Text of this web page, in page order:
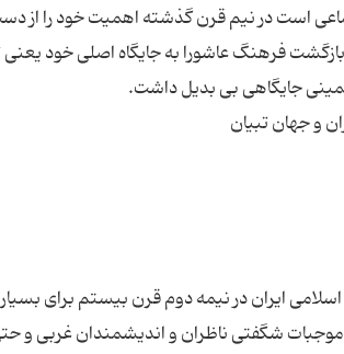
است در نیم قرن گذشته اهمیت خود را از
فرهنگ عاشورا به جایگاه اصلی خود
ایران در نیمه دوم قرن بیستم برای
شگفتی ناظران و اندیشمندان غربی و